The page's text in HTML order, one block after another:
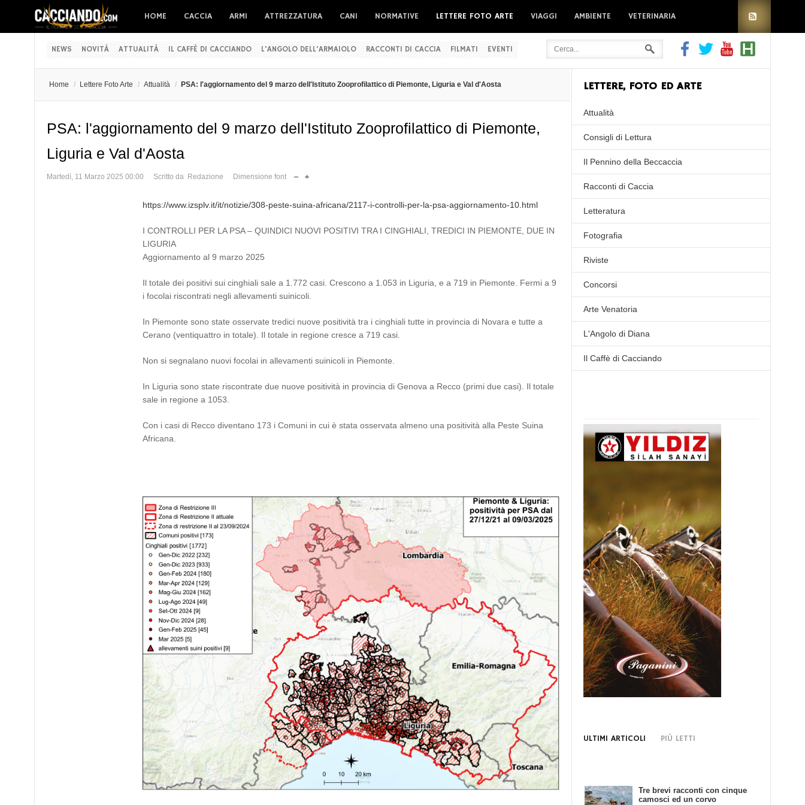
HOME CACCIA ARMI ATTREZZATURA CANI NORMATIVE LETTERE FOTO ARTE VIAGGI AMBIENTE VETERINARIA
NEWS NOVITÀ ATTUALITÀ IL CAFFÈ DI CACCIANDO L'ANGOLO DELL'ARMAIOLO RACCONTI DI CACCIA FILMATI EVENTI
Home / Lettere Foto Arte / Attualità / PSA: l'aggiornamento del 9 marzo dell'Istituto Zooprofilattico di Piemonte, Liguria e Val d'Aosta
PSA: l'aggiornamento del 9 marzo dell'Istituto Zooprofilattico di Piemonte,
Liguria e Val d'Aosta
Martedì, 11 Marzo 2025 00:00 Scritto da Redazione Dimensione font
https://www.izsplv.it/it/notizie/308-peste-suina-africana/2117-i-controlli-per-la-psa-aggiornamento-10.html
I CONTROLLI PER LA PSA – QUINDICI NUOVI POSITIVI TRA I CINGHIALI, TREDICI IN PIEMONTE, DUE IN
LIGURIA
Aggiornamento al 9 marzo 2025
Il totale dei positivi sui cinghiali sale a 1.772 casi. Crescono a 1.053 in Liguria, e a 719 in Piemonte. Fermi a 9
i focolai riscontrati negli allevamenti suinicoli.
In Piemonte sono state osservate tredici nuove positività tra i cinghiali tutte in provincia di Novara e tutte a
Cerano (ventiquattro in totale). Il totale in regione cresce a 719 casi.
Non si segnalano nuovi focolai in allevamenti suinicoli in Piemonte.
In Liguria sono state riscontrate due nuove positività in provincia di Genova a Recco (primi due casi). Il totale
sale in regione a 1053.
Con i casi di Recco diventano 173 i Comuni in cui è stata osservata almeno una positività alla Peste Suina
Africana.
LETTERE, FOTO ED ARTE
Attualità
Consigli di Lettura
Il Pennino della Beccaccia
Racconti di Caccia
Letteratura
Fotografia
Riviste
Concorsi
Arte Venatoria
L'Angolo di Diana
Il Caffè di Cacciando
ULTIMI ARTICOLI PIÙ LETTI
Tre brevi racconti con cinque
camosci ed un corvo
Bando di Concorso: Scrivendo
e Cacciando